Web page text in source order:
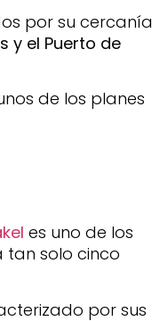
por su cercanía
y el Puerto de
de los planes
es uno de los
tan solo cinco
por sus